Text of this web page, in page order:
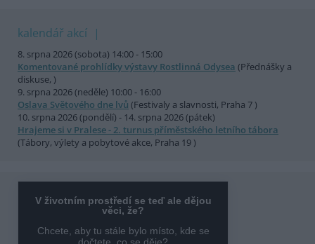
kalendář akcí
8. srpna 2026 (sobota) 14:00 - 15:00
Komentované prohlídky výstavy Rostlinná Odysea (Přednášky a
diskuse, )
9. srpna 2026 (neděle) 10:00 - 16:00
Oslava Světového dne lvů (Festivaly a slavnosti, Praha 7 )
10. srpna 2026 (pondělí) - 14. srpna 2026 (pátek)
Hrajeme si v Pralese - 2. turnus příměstského letního tábora
(Tábory, výlety a pobytové akce, Praha 19 )